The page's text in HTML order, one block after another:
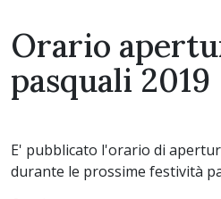
Orario
pasquali 2019
E' pubblicato l'orario di
durante le prossime festività